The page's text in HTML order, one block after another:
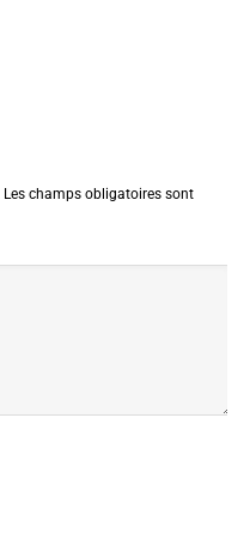
Les champs obligatoires sont